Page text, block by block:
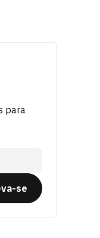
para
se